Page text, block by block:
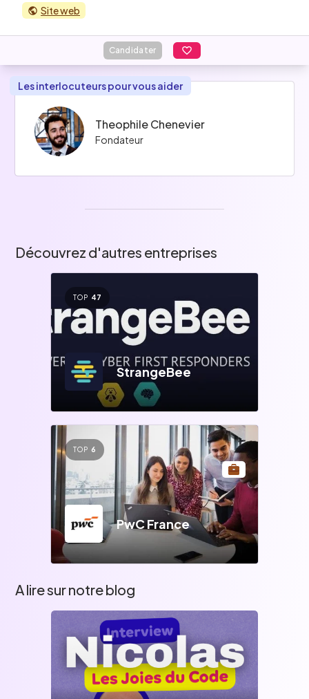
Site web
Candidater
Les interlocuteurs pour vous aider
Theophile Chenevier
Fondateur
Découvrez d'autres entreprises
TOP 47
StrangeBee
TOP 6
PwC France
A lire sur notre blog